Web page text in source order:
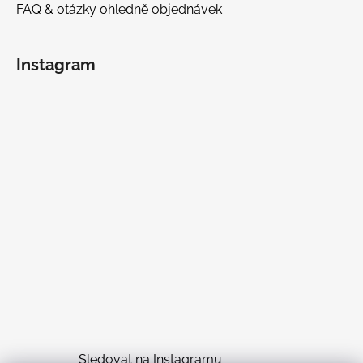
FAQ & otázky ohledně objednávek
Instagram
Sledovat na Instagramu